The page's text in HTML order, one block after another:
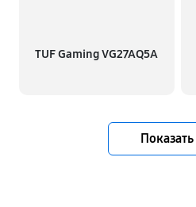
TUF Gaming VG27AQ5A
Показать